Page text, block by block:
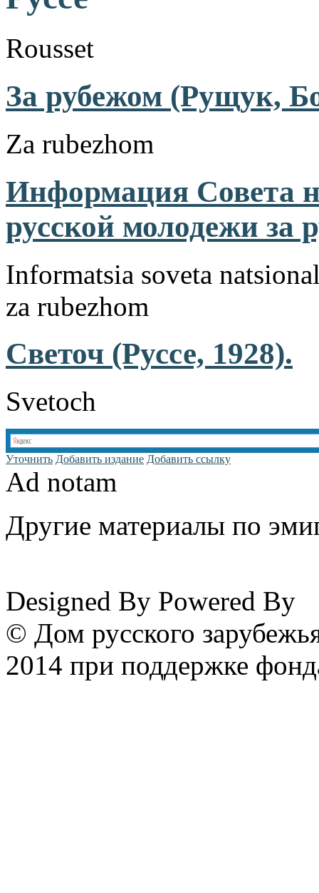
Rousset
За рубежом (Рущук,
Za rubezhom
Информация Совета
русской молодежи за
Informatsia soveta
za rubezhom
Светоч (Руссе, 1928).
Svetoch
Уточнить Добавить издание Добавить ссылку
Ad notam
Другие материалы по
Designed By Powered By
© Дом русского
2014 при поддержке